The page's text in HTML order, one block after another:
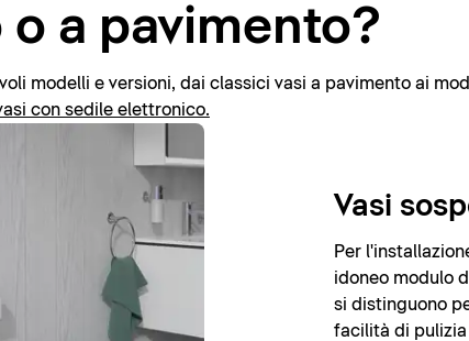
o a pavimento?
modelli e versioni, dai classici vasi a pavimento ai
con sedile elettronico.
Vasi
Per
idoneo modulo
si distinguono
facilità di pulizia